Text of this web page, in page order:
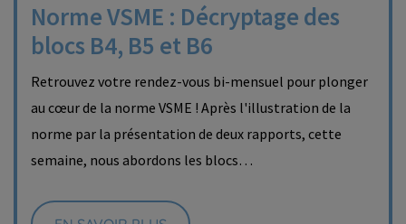
Norme VSME : Décryptage des
blocs B4, B5 et B6
Retrouvez votre rendez-vous bi-mensuel pour plonger
au cœur de la norme VSME ! Après l'illustration de la
norme par la présentation de deux rapports, cette
semaine, nous abordons les blocs…